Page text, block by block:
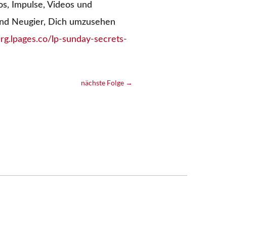
Impulse, Videos und
Neugier, Dich umzusehen
lp-sunday-secrets-
nächste Folge →